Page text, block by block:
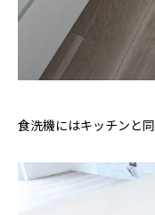
食洗機にはキッチンと